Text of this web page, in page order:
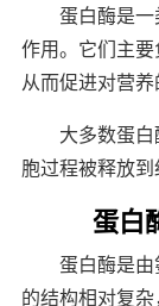
蛋白酶是
作用。它们主要
从而促进对营养
大多数蛋
胞过程被释放到
蛋白
蛋白酶是
的结构相对复杂